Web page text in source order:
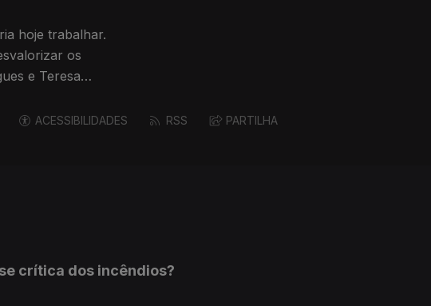
hoje trabalhar.
os
e Teresa
ACESSIBILIDADES RSS PARTILHA
crítica dos incêndios?